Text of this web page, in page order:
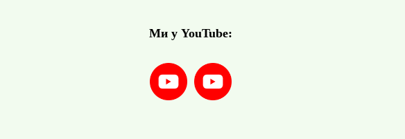
Ми у YouTube: